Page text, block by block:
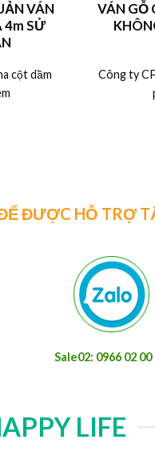
VÁN
4m SỬ
cột dầm
VÁN GỖ
Công ty
ĐƯỢC HỖ TRỢ
Sale02: 0966 02 00
LIFE